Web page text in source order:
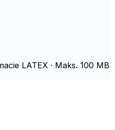
LATEX · Maks. 100 MB